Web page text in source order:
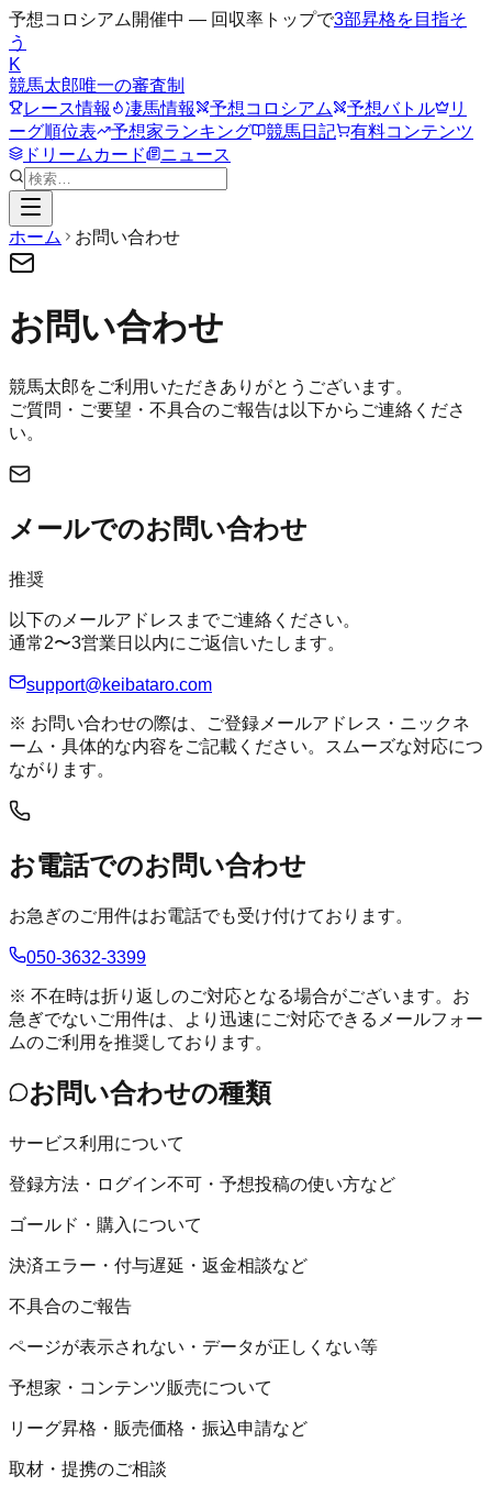
予想コロシアム開催中 — 回収率トップで3部昇格を目指そ
う
K
競馬太郎唯一の審査制
レース情報
凄馬情報 予想コロシアム 予想バトル
リ
ーグ順位表
予想家ランキング 競馬日記
有料コンテンツ
ドリームカード
ニュース
ホーム お問い合わせ
お問い合わせ
競馬太郎をご利用いただきありがとうございます。
ご質問・ご要望・不具合のご報告は以下からご連絡くださ
い。
メールでのお問い合わせ
推奨
以下のメールアドレスまでご連絡ください。
通常2〜3営業日以内にご返信いたします。
support@keibataro.com
※ お問い合わせの際は、ご登録メールアドレス・ニックネ
ーム・具体的な内容をご記載ください。スムーズな対応につ
ながります。
お電話でのお問い合わせ
お急ぎのご用件はお電話でも受け付けております。
050-3632-3399
※ 不在時は折り返しのご対応となる場合がございます。お
急ぎでないご用件は、より迅速にご対応できるメールフォー
ムのご利用を推奨しております。
お問い合わせの種類
サービス利用について
登録方法・ログイン不可・予想投稿の使い方など
ゴールド・購入について
決済エラー・付与遅延・返金相談など
不具合のご報告
ページが表示されない・データが正しくない等
予想家・コンテンツ販売について
リーグ昇格・販売価格・振込申請など
取材・提携のご相談